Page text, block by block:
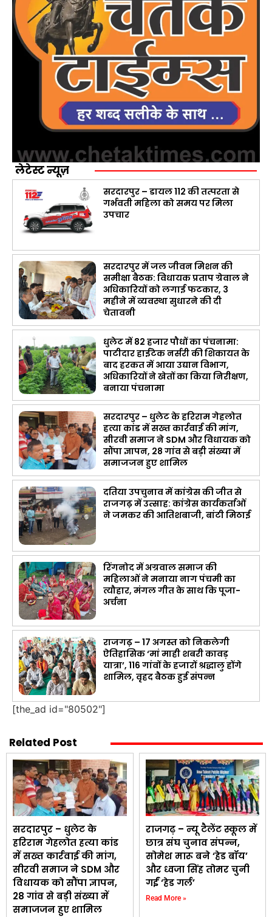
लेटेस्ट न्यूज़
सरदारपुर – डायल 112 की तत्परता से
गर्भवती महिला को समय पर मिला
उपचार
सरदारपुर में जल जीवन मिशन की
समीक्षा बैठक: विधायक प्रताप ग्रेवाल ने
अधिकारियों को लगाई फटकार, 3
महीने में व्यवस्था सुधारने की दी
चेतावनी
धुलेट में 82 हजार पौधों का पंचनामा:
पाटीदार हाईटेक नर्सरी की शिकायत के
बाद हरकत में आया उद्यान विभाग,
अधिकारियों ने खेतों का किया निरीक्षण,
बनाया पंचनामा
सरदारपुर – धुलेट के हरिराम गेहलोत
हत्या कांड में सख्त कार्रवाई की मांग,
सीरवी समाज ने SDM और विधायक को
सौंपा ज्ञापन, 28 गांव से बड़ी संख्या में
समाजजन हुए शामिल
दतिया उपचुनाव में कांग्रेस की जीत से
राजगढ़ में उत्साह: कांग्रेस कार्यकर्ताओं
ने जमकर की आतिशबाजी, बांटी मिठाई
रिंगनोद में अग्रवाल समाज की
महिलाओं ने मनाया नाग पंचमी का
त्यौहार, मंगल गीत के साथ कि पूजा-
अर्चना
राजगढ़ – 17 अगस्त को निकलेगी
ऐतिहासिक ‘मां माही शबरी कावड़
यात्रा’, 116 गांवों के हजारों श्रद्धालु होंगे
शामिल, वृहद बैठक हुई संपन्न
[the_ad id="80502"]
Related Post
सरदारपुर – धुलेट के
हरिराम गेहलोत हत्या कांड
में सख्त कार्रवाई की मांग,
सीरवी समाज ने SDM और
विधायक को सौंपा ज्ञापन,
28 गांव से बड़ी संख्या में
समाजजन हुए शामिल
राजगढ़ – न्यू टैलेंट स्कूल में
छात्र संघ चुनाव संपन्न,
सोमेश मारू बने ‘हेड बॉय’
और ध्वजा सिंह तोमर चुनी
गईं ‘हेड गर्ल’
Read More »